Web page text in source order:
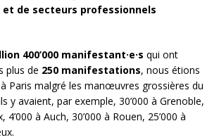
et de secteurs professionnels
400’000 manifestant·e·s qui ont
plus de 250 manifestations, nous étions
à Paris malgré les manœuvres grossières du
y avaient, par exemple, 30’000 à Grenoble,
4’000 à Auch, 30’000 à Rouen, 25’000 à